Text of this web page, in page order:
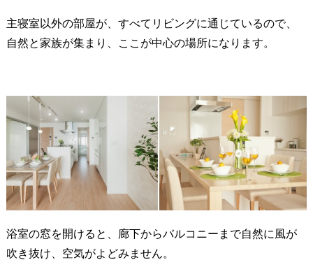
主寝室以外の部屋が、すべてリビングに通じているので、
自然と家族が集まり、ここが中心の場所になります。
浴室の窓を開けると、廊下からバルコニーまで自然に風が
吹き抜け、空気がよどみません。